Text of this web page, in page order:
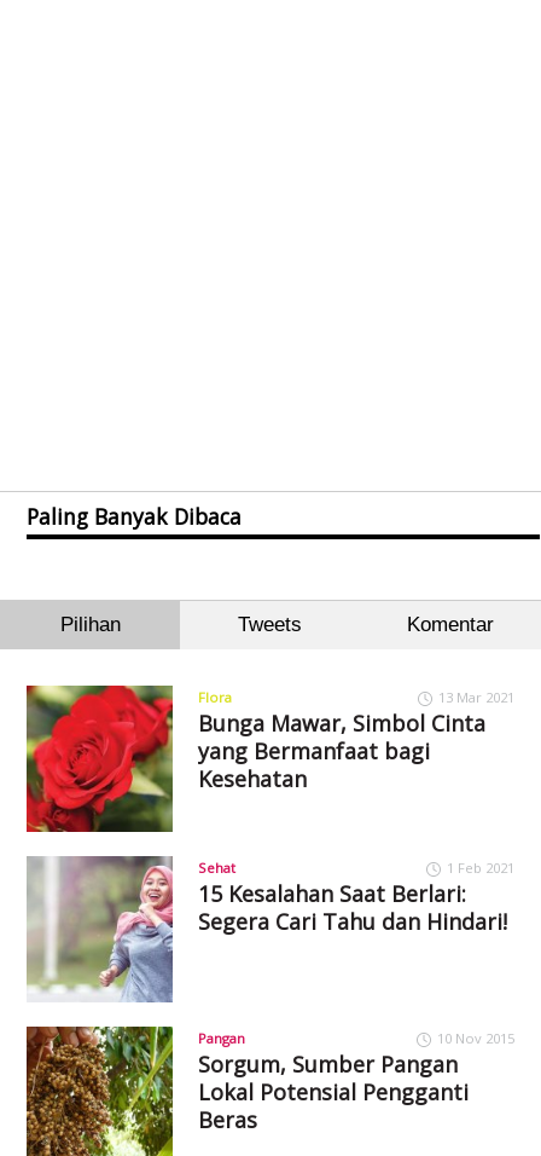
Paling Banyak Dibaca
Pilihan Tweets Komentar
Flora 13 Mar 2021
Bunga Mawar, Simbol Cinta
yang Bermanfaat bagi
Kesehatan
Sehat 1 Feb 2021
15 Kesalahan Saat Berlari:
Segera Cari Tahu dan Hindari!
Pangan 10 Nov 2015
Sorgum, Sumber Pangan
Lokal Potensial Pengganti
Beras